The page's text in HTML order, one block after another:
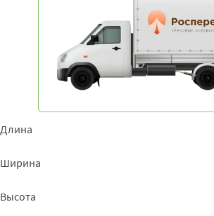
Длина
Ширина
Высота